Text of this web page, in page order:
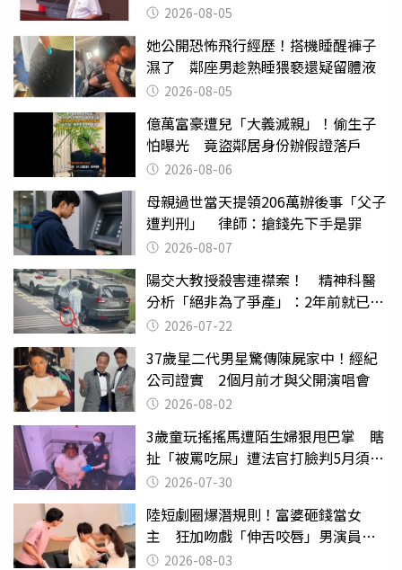
2026-08-05
她公開恐怖飛行經歷！搭機睡醒褲子
濕了 鄰座男趁熟睡猥褻還疑留體液
2026-08-05
億萬富豪遭兒「大義滅親」！偷生子
怕曝光 竟盜鄰居身份辦假證落戶
2026-08-06
母親過世當天提領206萬辦後事「父子
遭判刑」 律師：搶錢先下手是罪
2026-08-07
陽交大教授殺害連襟案！ 精神科醫
分析「絕非為了爭產」：2年前就已言
行詭異
2026-07-22
37歲星二代男星驚傳陳屍家中！經紀
公司證實 2個月前才與父開演唱會
2026-08-02
3歲童玩搖搖馬遭陌生婦狠甩巴掌 瞎
扯「被罵吃屎」遭法官打臉判5月須入
監 2026-07-30
陸短劇圈爆潛規則！富婆砸錢當女
主 狂加吻戲「伸舌咬唇」男演員崩
潰 2026-08-03